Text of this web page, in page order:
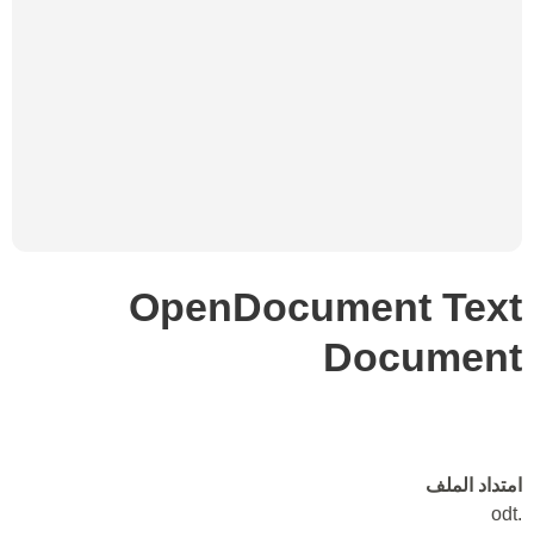
OpenDocument Text
Document
امتداد الملف
.odt